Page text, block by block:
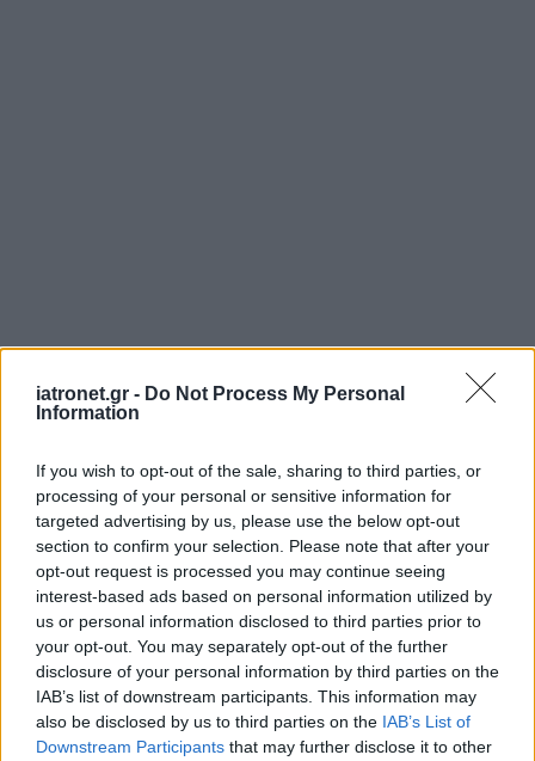
iatronet.gr - Do Not Process My Personal
Information
If you wish to opt-out of the sale, sharing to third parties, or
processing of your personal or sensitive information for
targeted advertising by us, please use the below opt-out
section to confirm your selection. Please note that after your
opt-out request is processed you may continue seeing
interest-based ads based on personal information utilized by
us or personal information disclosed to third parties prior to
your opt-out. You may separately opt-out of the further
disclosure of your personal information by third parties on the
IAB’s list of downstream participants. This information may
also be disclosed by us to third parties on the IAB’s List of
Downstream Participants that may further disclose it to other